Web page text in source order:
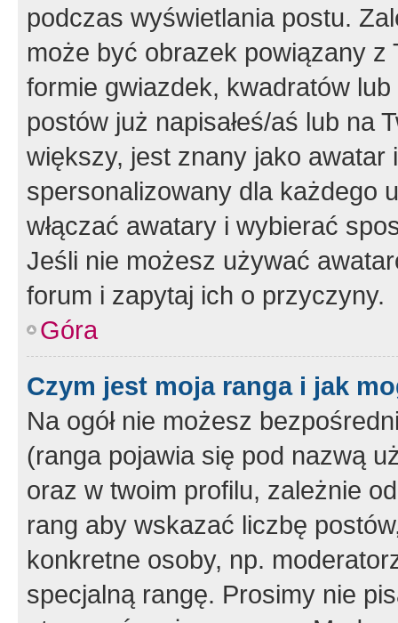
podczas wyświetlania postu.
może być obrazek powiązany z
formie gwiazdek, kwadratów
postów już napisałeś/aś lub na
większy, jest znany jako
spersonalizowany dla każdego
włączać awatary i wybierać
Jeśli nie możesz używać
forum i zapytaj ich o przyczyny.
Góra
Czym jest moja ranga i jak
Na ogół nie możesz
(ranga pojawia się pod nazwą
oraz w twoim profilu, zależnie
rang aby wskazać liczbę
konkretne osoby, np.
specjalną rangę. Prosimy nie